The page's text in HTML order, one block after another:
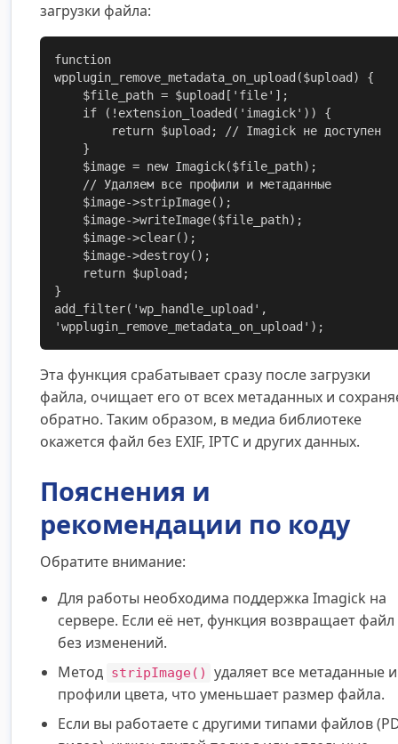
загрузки файла:
function
wpplugin_remove_metadata_on_upload($upload) {
}
add_filter('wp_handle_upload',
'wpplugin_remove_metadata_on_upload');
Эта функция срабатывает сразу после загрузки
файла, очищает его от всех метаданных и
обратно. Таким образом, в медиа библиотеке
окажется файл без EXIF, IPTC и других данных.
Пояснения и
рекомендации по коду
Обратите внимание:
Для работы необходима поддержка Imagick на
сервере. Если её нет, функция возвращает файл
без изменений.
Метод stripImage()
удаляет все метаданные и
профили цвета, что уменьшает размер файла.
Если вы работаете с другими типами файлов